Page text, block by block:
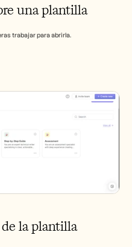
una plantilla
trabajar para abrirla.
la plantilla